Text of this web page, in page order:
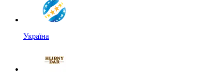
Україна